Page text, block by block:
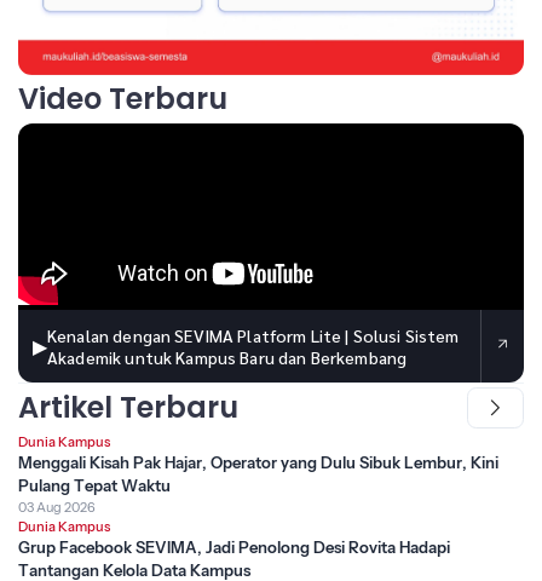
Video Terbaru
▶Kenalan dengan SEVIMA Platform Lite | Solusi Sistem
Akademik untuk Kampus Baru dan Berkembang
Artikel Terbaru
Dunia Kampus
Menggali Kisah Pak Hajar, Operator yang Dulu Sibuk Lembur, Kini
Pulang Tepat Waktu
03 Aug 2026
Dunia Kampus
Grup Facebook SEVIMA, Jadi Penolong Desi Rovita Hadapi
Tantangan Kelola Data Kampus